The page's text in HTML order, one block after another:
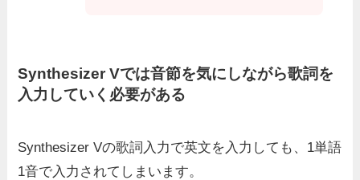
Synthesizer Vでは音節を気にしながら歌詞を
入力していく必要がある
Synthesizer Vの歌詞入力で英文を入力しても、1単語
1音で入力されてしまいます。